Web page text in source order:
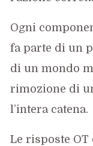
Ogni
fa parte di un
di un mondo
rimozione di
l’intera catena.
Le risposte